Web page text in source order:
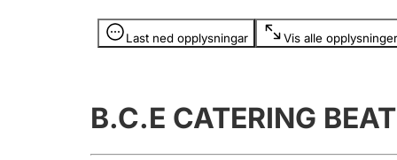
Last ned opplysningar Vis alle opplysninger
Opplysninger er skjult
B.C.E CATERING